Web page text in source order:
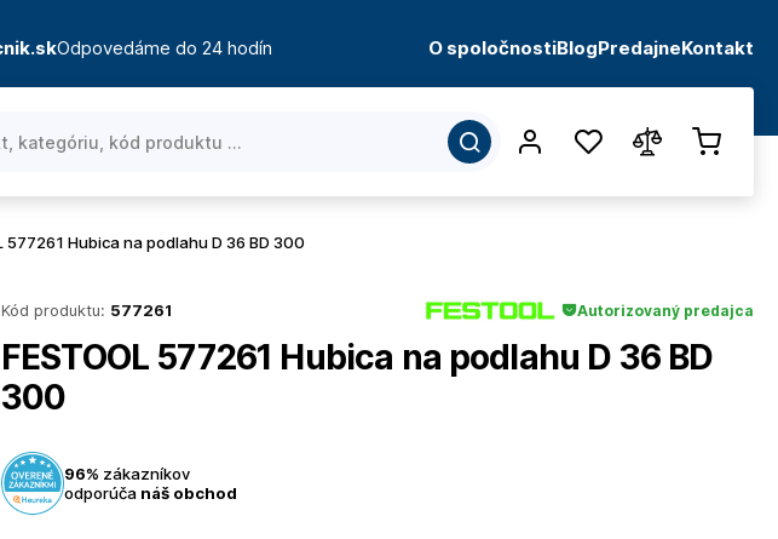
Odpovedáme do 24 hodín O spoločnostiBlogPredajneKontakt
577261 Hubica na podlahu D 36 BD 300
Kód produktu: 577261 Autorizovaný predajca
FESTOOL 577261 Hubica na podlahu D 36 BD
300
96% zákazníkov
odporúča náš obchod